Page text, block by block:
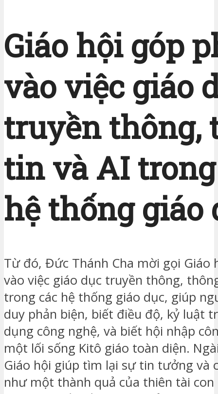
Giáo hội góp
vào việc giáo
truyền thông,
tin và AI
hệ thống giáo
Từ đó, Đức Thánh Cha mời gọi Giáo
vào việc giáo dục truyền thông,
trong các hệ thống giáo dục, giúp
duy phản biện, biết điều độ, kỷ luật
dụng công nghệ, và biết hội nhập
một lối sống Kitô giáo toàn diện.
Giáo hội giúp tìm lại sự tin tưởng và
như một thành quả của thiên tài